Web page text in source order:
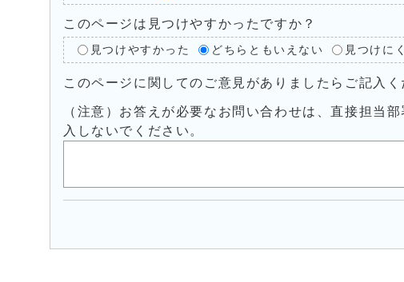
このページは見つけやすかったですか？
見つけやすかった どちらともいえない 見つけに
このページに関してのご意見がありましたらご記入く
（注意）お答えが必要なお問い合わせは、直接担当
入しないでください。